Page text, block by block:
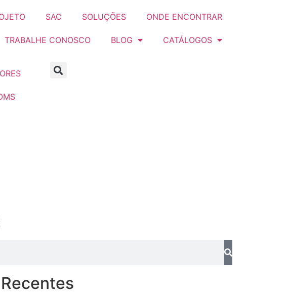
SAC SOLUÇÕES ONDE ENCONTRAR
TRABALHE CONOSCO BLOG CATÁLOGOS